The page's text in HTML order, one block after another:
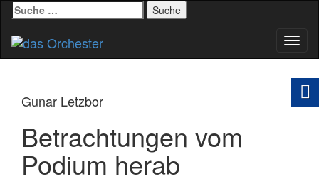
Suche
nach:
Gunar Letzbor
Betrachtungen vom
Podium herab